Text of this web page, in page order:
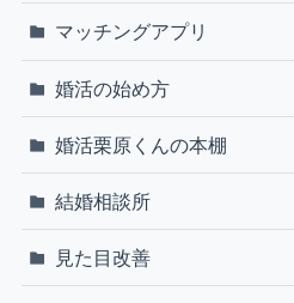
マッチングアプリ
婚活の始め方
婚活栗原くんの本棚
結婚相談所
見た目改善